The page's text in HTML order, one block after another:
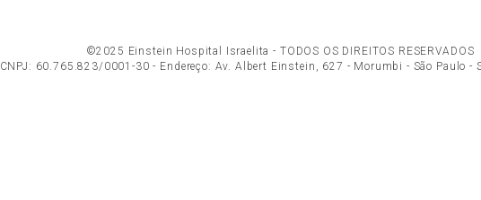
©2025 Einstein Hospital Israelita - TODOS OS DIREITOS RESERVADOS
CNPJ: 60.765.823/0001-30 - Endereço: Av. Albert Einstein, 627 - Morumbi - São Paulo -